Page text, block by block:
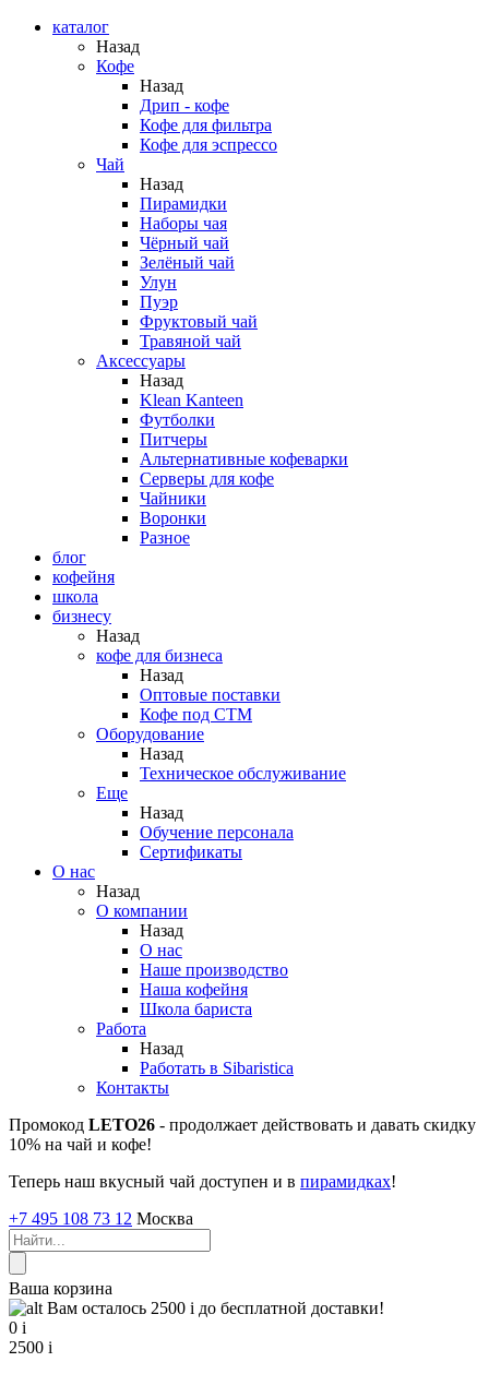
каталог
Назад
Кофе
Назад
Дрип - кофе
Кофе для фильтра
Кофе для эспрессо
Чай
Назад
Пирамидки
Наборы чая
Чёрный чай
Зелёный чай
Улун
Пуэр
Фруктовый чай
Травяной чай
Аксессуары
Назад
Klean Kanteen
Футболки
Питчеры
Альтернативные кофеварки
Серверы для кофе
Чайники
Воронки
Разное
блог
кофейня
школа
бизнесу
Назад
кофе для бизнеса
Назад
Оптовые поставки
Кофе под СТМ
Оборудование
Назад
Техническое обслуживание
Еще
Назад
Обучение персонала
Сертификаты
О нас
Назад
O компании
Назад
О нас
Наше производство
Наша кофейня
Школа бариста
Работа
Назад
Работать в Sibaristica
Контакты
Промокод LETO26 - продолжает действовать и давать скидку
10% на чай и кофе!
Теперь наш вкусный чай доступен и в пирамидках!
+7 495 108 73 12 Москва
Ваша корзина
Вам осталось 2500 i до бесплатной доставки!
0 i
2500 i